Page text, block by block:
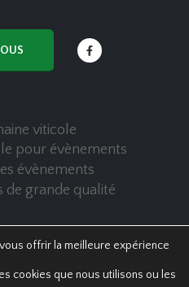
viticole
pour évènements
évènements
de grande qualité
Vins Purs - All Rights Reserved
|Cookies policy
offrir la meilleure expérience
cookies que nous utilisons ou les